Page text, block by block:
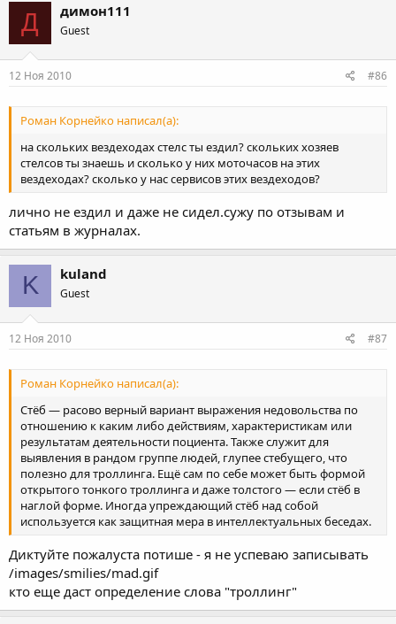
Д димон111
Guest
12 Ноя 2010 #86
Роман Корнейко написал(а):
на скольких вездеходах стелс ты ездил? скольких хозяев
стелсов ты знаешь и сколько у них моточасов на этих
вездеходах? сколько у нас сервисов этих вездеходов?
лично не ездил и даже не сидел.сужу по отзывам и
статьям в журналах.
K kuland
Guest
12 Ноя 2010 #87
Роман Корнейко написал(а):
Стёб — расово верный вариант выражения недовольства по
отношению к каким либо действиям, характеристикам или
результатам деятельности поциента. Также служит для
выявления в рандом группе людей, глупее стебущего, что
полезно для троллинга. Ещё сам по себе может быть формой
открытого тонкого троллинга и даже толстого — если стёб в
наглой форме. Иногда упреждающий стёб над собой
используется как защитная мера в интеллектуальных беседах.
Диктуйте пожалуста потише - я не успеваю записывать
/images/smilies/mad.gif
кто еще даст определение слова "троллинг"